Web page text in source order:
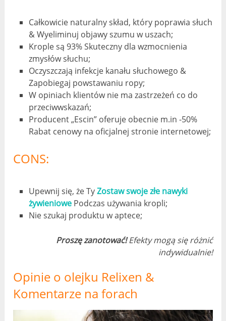
Całkowicie naturalny skład, który poprawia słuch
& Wyeliminuj objawy szumu w uszach;
Krople są 93% Skuteczny dla wzmocnienia
zmysłów słuchu;
Oczyszczają infekcje kanału słuchowego &
Zapobiegaj powstawaniu ropy;
W opiniach klientów nie ma zastrzeżeń co do
przeciwwskazań;
Producent „Escin” oferuje obecnie m.in -50%
Rabat cenowy na oficjalnej stronie internetowej;
CONS:
Upewnij się, że TyZostaw swoje złe nawyki
żywieniowePodczas używania kropli;
Nie szukaj produktu w aptece;
Proszę zanotować!Efekty mogą się różnić
indywidualnie!
Opinie o olejku Relixen &
Komentarze na forach